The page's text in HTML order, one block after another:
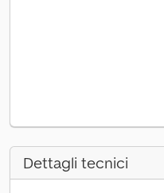
Dettagli tecnici